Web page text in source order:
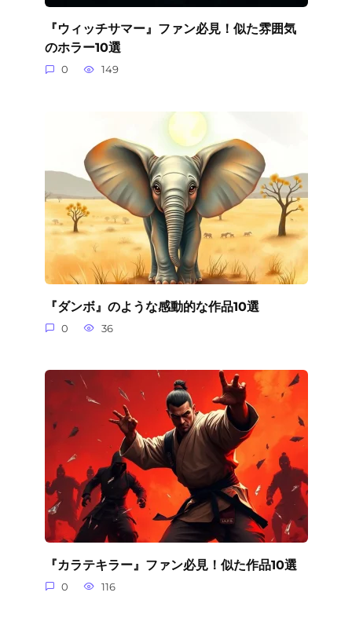
『ウィッチサマー』ファン必見！似た雰囲気
のホラー10選
0 149
『ダンボ』のような感動的な作品10選
0 36
『カラテキラー』ファン必見！似た作品10選
0 116